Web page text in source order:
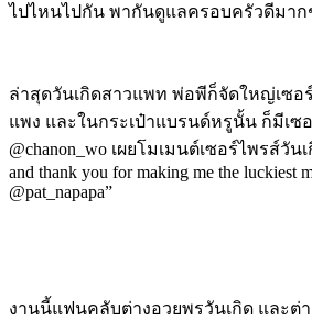
ไปไหนไปกัน พากันดูแลครอบครัวดีมาก
ล่าสุดวันเกิดสาวแพท พ่อพีก็จัดใหญ่เซอ
แพง และในกระเป๋าแบรนด์หรูนั้น ก็มีเ
@chanon_wo เผยโมเมนต์เซอร์ไพรส์วัน
and thank you for making me the luckiest
@pat_napapa”
งานนี้แฟนคลับต่างอวยพรวันเกิด และต่